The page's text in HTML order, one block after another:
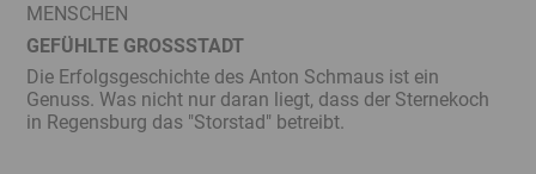
MENSCHEN
GEFÜHLTE GROSSSTADT
Die Erfolgsgeschichte des Anton Schmaus ist ein
Genuss. Was nicht nur daran liegt, dass der Sternekoch
in Regensburg das "Storstad" betreibt.